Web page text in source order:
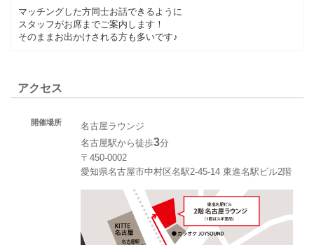
マッチングした方同士お話できるように
スタッフがお席までご案内します！
そのままお出かけされる方も多いです♪
アクセス
開催場所
名古屋ラウンジ
名古屋駅から徒歩3分
〒450-0002
愛知県名古屋市中村区名駅2-45-14 東進名駅ビル2階